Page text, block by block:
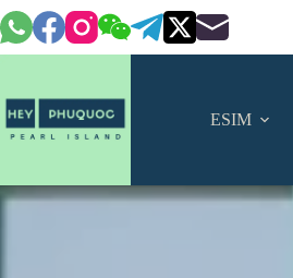
Zum
Inhalt
springen
ESIM